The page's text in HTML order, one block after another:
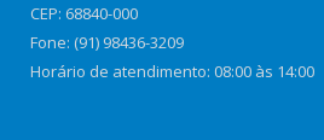
CEP: 68840-000
Fone: (91) 98436-3209
Horário de atendimento: 08:00 às 14:00